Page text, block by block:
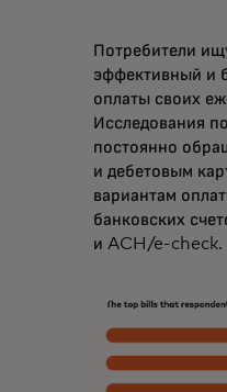
Потребители
эффективный и
оплаты своих
Исследования
постоянно
и дебетовым
вариантам
банковских
и ACH/e-check.